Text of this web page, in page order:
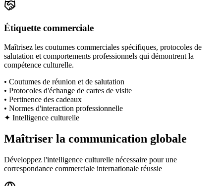
Étiquette commerciale
Maîtrisez les coutumes commerciales spécifiques, protocoles de
salutation et comportements professionnels qui démontrent la
compétence culturelle.
• Coutumes de réunion et de salutation
• Protocoles d'échange de cartes de visite
• Pertinence des cadeaux
• Normes d'interaction professionnelle
✦ Intelligence culturelle
Maîtriser la communication globale
Développez l'intelligence culturelle nécessaire pour une
correspondance commerciale internationale réussie